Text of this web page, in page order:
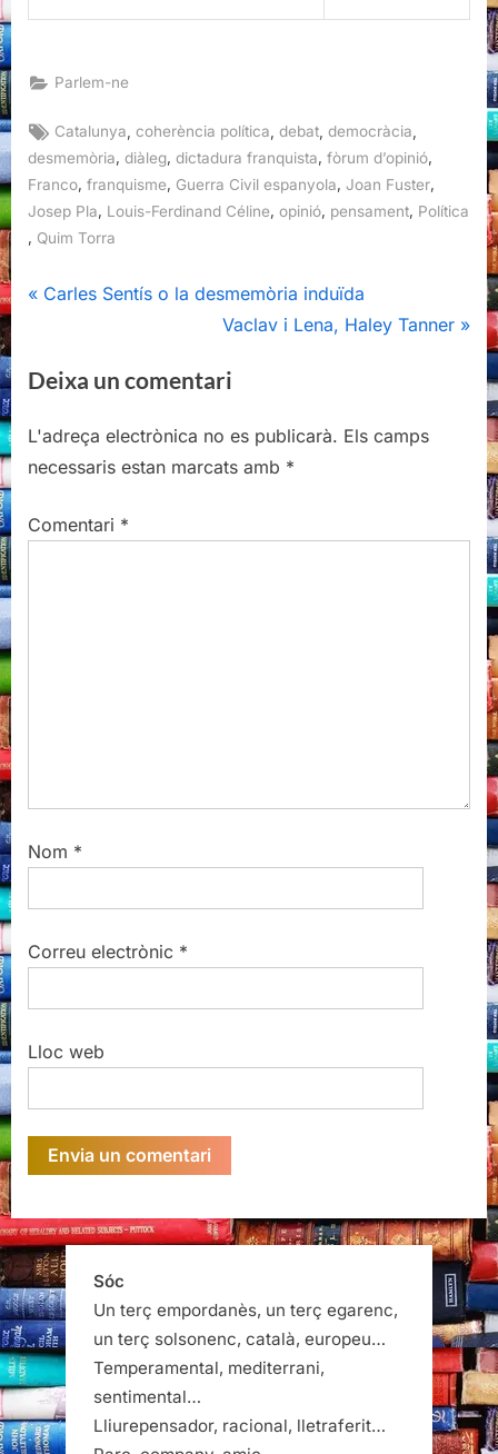
Parlem-ne
Tags:
Catalunya ,coherència política ,debat ,democràcia
desmemòria, diàleg, dictadura franquista, fòrum d’opinió,
Franco franquisme Guerra Civil espanyola Joan Fuster
Josep Pla
Louis-Ferdinand Céline opinió pensament Política
Quim Torra
Navegació
P
v
o
u
P
Carles Sentís o la desmemòria induïda
N
x
P
o
t
Vaclav i Lena, Haley Tanner
Deixa un comentari
L'adreça electrònica no es publicarà. Els camps
necessaris estan marcats amb *
Comentari *
Nom *
Correu electrònic *
Lloc web
Sóc
Un terç empordanès, un terç egarenc,
un terç solsonenc, català, europeu…
Temperamental, mediterrani,
sentimental…
Lliurepensador, racional, lletraferit…